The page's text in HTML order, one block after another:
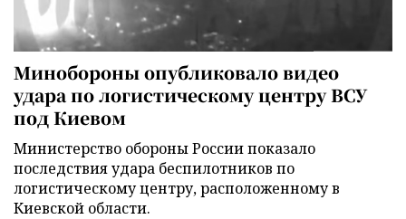
Минобороны опубликовало видео
удара по логистическому центру ВСУ
под Киевом
Министерство обороны России показало
последствия удара беспилотников по
логистическому центру, расположенному в
Киевской области.